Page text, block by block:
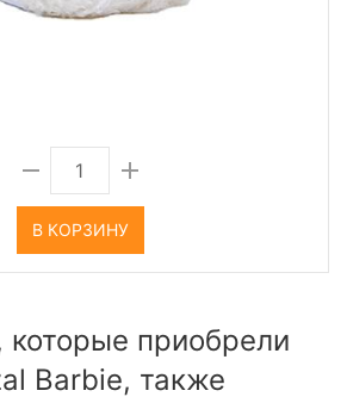
В КОРЗИНУ
которые приобрели
Barbie, также